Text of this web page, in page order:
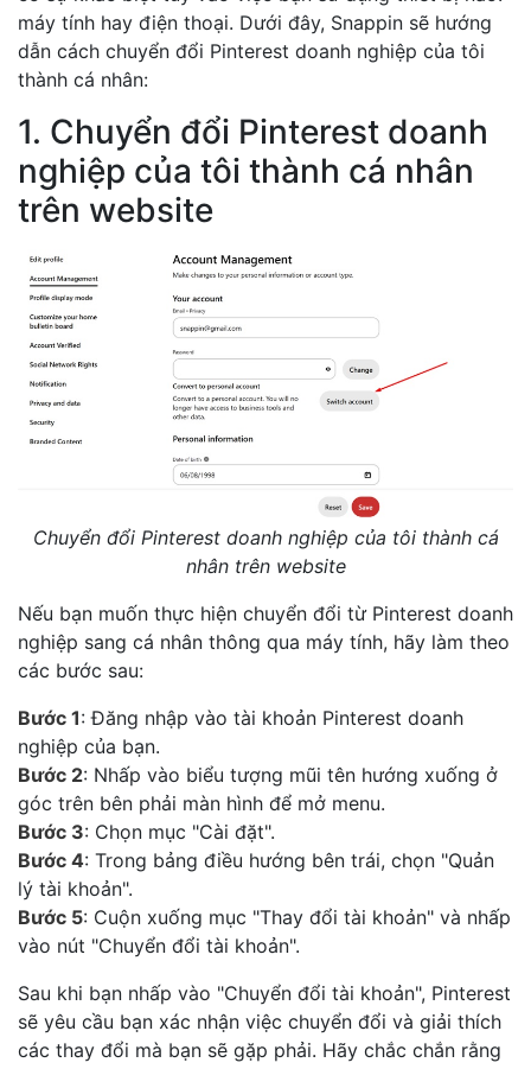
máy tính hay điện thoại. Dưới đây, Snappin sẽ hướng
dẫn cách chuyển đổi Pinterest doanh nghiệp của tôi
thành cá nhân:
1. Chuyển đổi Pinterest doanh
nghiệp của tôi thành cá nhân
trên website
Chuyển đổi Pinterest doanh nghiệp của tôi thành cá
nhân trên website
Nếu bạn muốn thực hiện chuyển đổi từ Pinterest doanh
nghiệp sang cá nhân thông qua máy tính, hãy làm theo
các bước sau:
Bước 1: Đăng nhập vào tài khoản Pinterest doanh
nghiệp của bạn.
Bước 2: Nhấp vào biểu tượng mũi tên hướng xuống ở
góc trên bên phải màn hình để mở menu.
Bước 3: Chọn mục "Cài đặt".
Bước 4: Trong bảng điều hướng bên trái, chọn "Quản
lý tài khoản".
Bước 5: Cuộn xuống mục "Thay đổi tài khoản" và nhấp
vào nút "Chuyển đổi tài khoản".
Sau khi bạn nhấp vào "Chuyển đổi tài khoản", Pinterest
sẽ yêu cầu bạn xác nhận việc chuyển đổi và giải thích
các thay đổi mà bạn sẽ gặp phải. Hãy chắc chắn rằng